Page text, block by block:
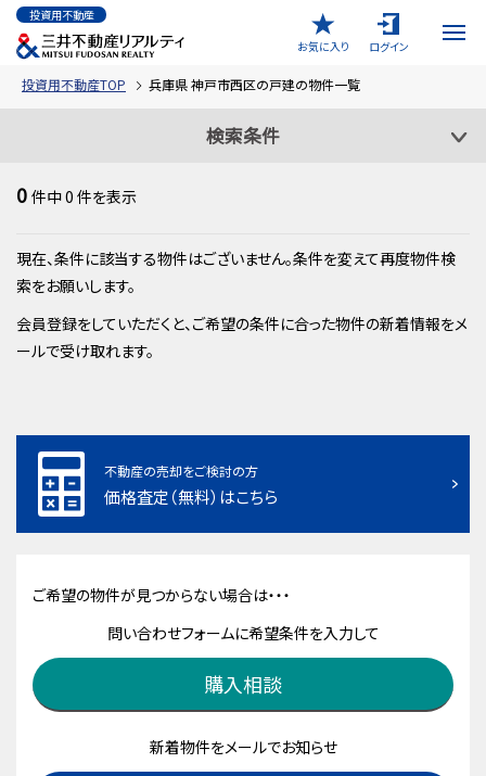
投資用不動産
お気に入り
ログイン
投資用不動産TOP 兵庫県 神戸市西区の戸建の物件一覧
検索条件
0 件中0 件を表示
現在、条件に該当する物件はございません。条件を変えて再度物件検
索をお願いします。
会員登録をしていただくと、ご希望の条件に合った物件の新着情報をメ
ールで受け取れます。
不動産の売却をご検討の方
価格査定（無料）はこちら
ご希望の物件が見つからない場合は・・・
問い合わせフォームに希望条件を入力して
購入相談
新着物件をメールでお知らせ